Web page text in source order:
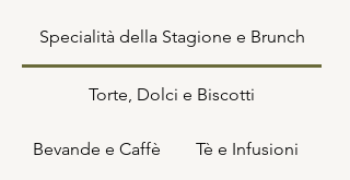
Specialità della Stagione e Brunch
Torte, Dolci e Biscotti
Bevande e Caffè Tè e Infusioni